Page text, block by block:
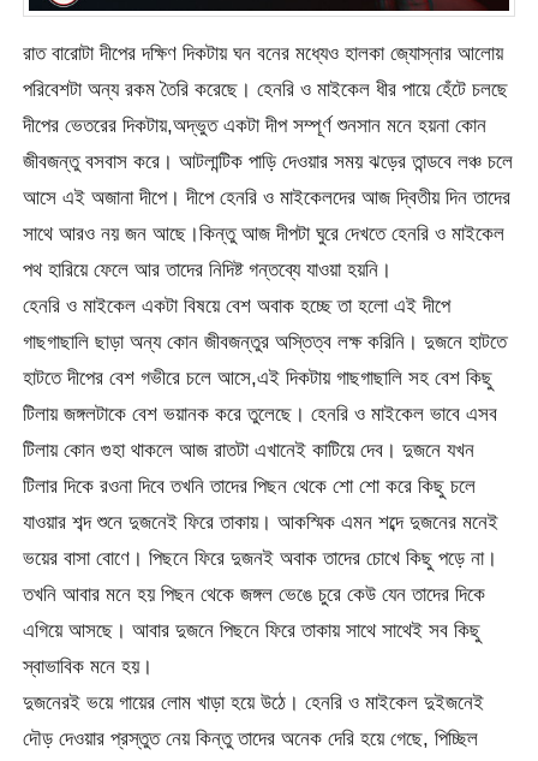
রাত বারোটা দীপের দক্ষিণ দিকটায় ঘন বনের মধ্যেও হালকা জ্যোস্নার আলোয়
পরিবেশটা অন্য রকম তৈরি করেছে। হেনরি ও মাইকেল ধীর পায়ে হেঁটে চলছে
দীপের ভেতরের দিকটায়,অদ্ভুত একটা দীপ সম্পূর্ণ শুনসান মনে হয়না কোন
জীবজন্তু বসবাস করে। আটলান্টিক পাড়ি দেওয়ার সময় ঝড়ের তান্ডবে লঞ্চ চলে
আসে এই অজানা দীপে। দীপে হেনরি ও মাইকেলদের আজ দ্বিতীয় দিন তাদের
সাথে আরও নয় জন আছে।কিন্তু আজ দীপটা ঘুরে দেখতে হেনরি ও মাইকেল
পথ হারিয়ে ফেলে আর তাদের নিদিষ্ট গন্তব্যে যাওয়া হয়নি।
হেনরি ও মাইকেল একটা বিষয়ে বেশ অবাক হচ্ছে তা হলো এই দীপে
গাছগাছালি ছাড়া অন্য কোন জীবজন্তুর অস্তিত্ব লক্ষ করিনি। দুজনে হাটতে
হাটতে দীপের বেশ গভীরে চলে আসে,এই দিকটায় গাছগাছালি সহ বেশ কিছু
টিলায় জঙ্গলটাকে বেশ ভয়ানক করে তুলেছে। হেনরি ও মাইকেল ভাবে এসব
টিলায় কোন গুহা থাকলে আজ রাতটা এখানেই কাটিয়ে দেব। দুজনে যখন
টিলার দিকে রওনা দিবে তখনি তাদের পিছন থেকে শো শো করে কিছু চলে
যাওয়ার শব্দ শুনে দুজনেই ফিরে তাকায়। আকস্মিক এমন শব্দে দুজনের মনেই
ভয়ের বাসা বোণে। পিছনে ফিরে দুজনই অবাক তাদের চোখে কিছু পড়ে না।
তখনি আবার মনে হয় পিছন থেকে জঙ্গল ভেঙে চুরে কেউ যেন তাদের দিকে
এগিয়ে আসছে। আবার দুজনে পিছনে ফিরে তাকায় সাথে সাথেই সব কিছু
স্বাভাবিক মনে হয়।
দুজনেরই ভয়ে গায়ের লোম খাড়া হয়ে উঠে। হেনরি ও মাইকেল দুইজনেই
দৌড় দেওয়ার প্রস্তুত নেয় কিন্তু তাদের অনেক দেরি হয়ে গেছে, পিচ্ছিল